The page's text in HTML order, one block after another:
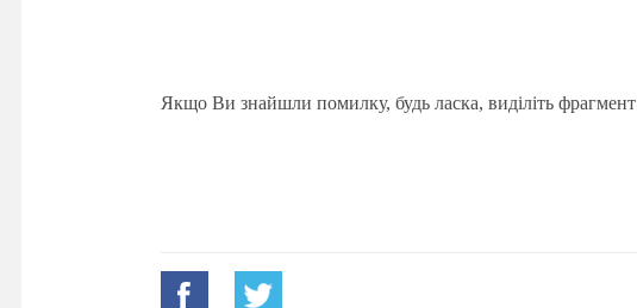
Якщо Ви знайшли помилку, будь ласка, виділіть фрагмент